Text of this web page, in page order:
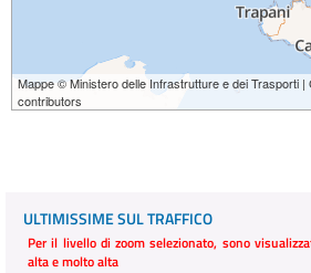
Mappe © Ministero delle Infrastrutture e dei Trasporti
contributors
ULTIMISSIME SUL TRAFFICO
Per il livello di zoom selezionato, sono
alta e molto alta